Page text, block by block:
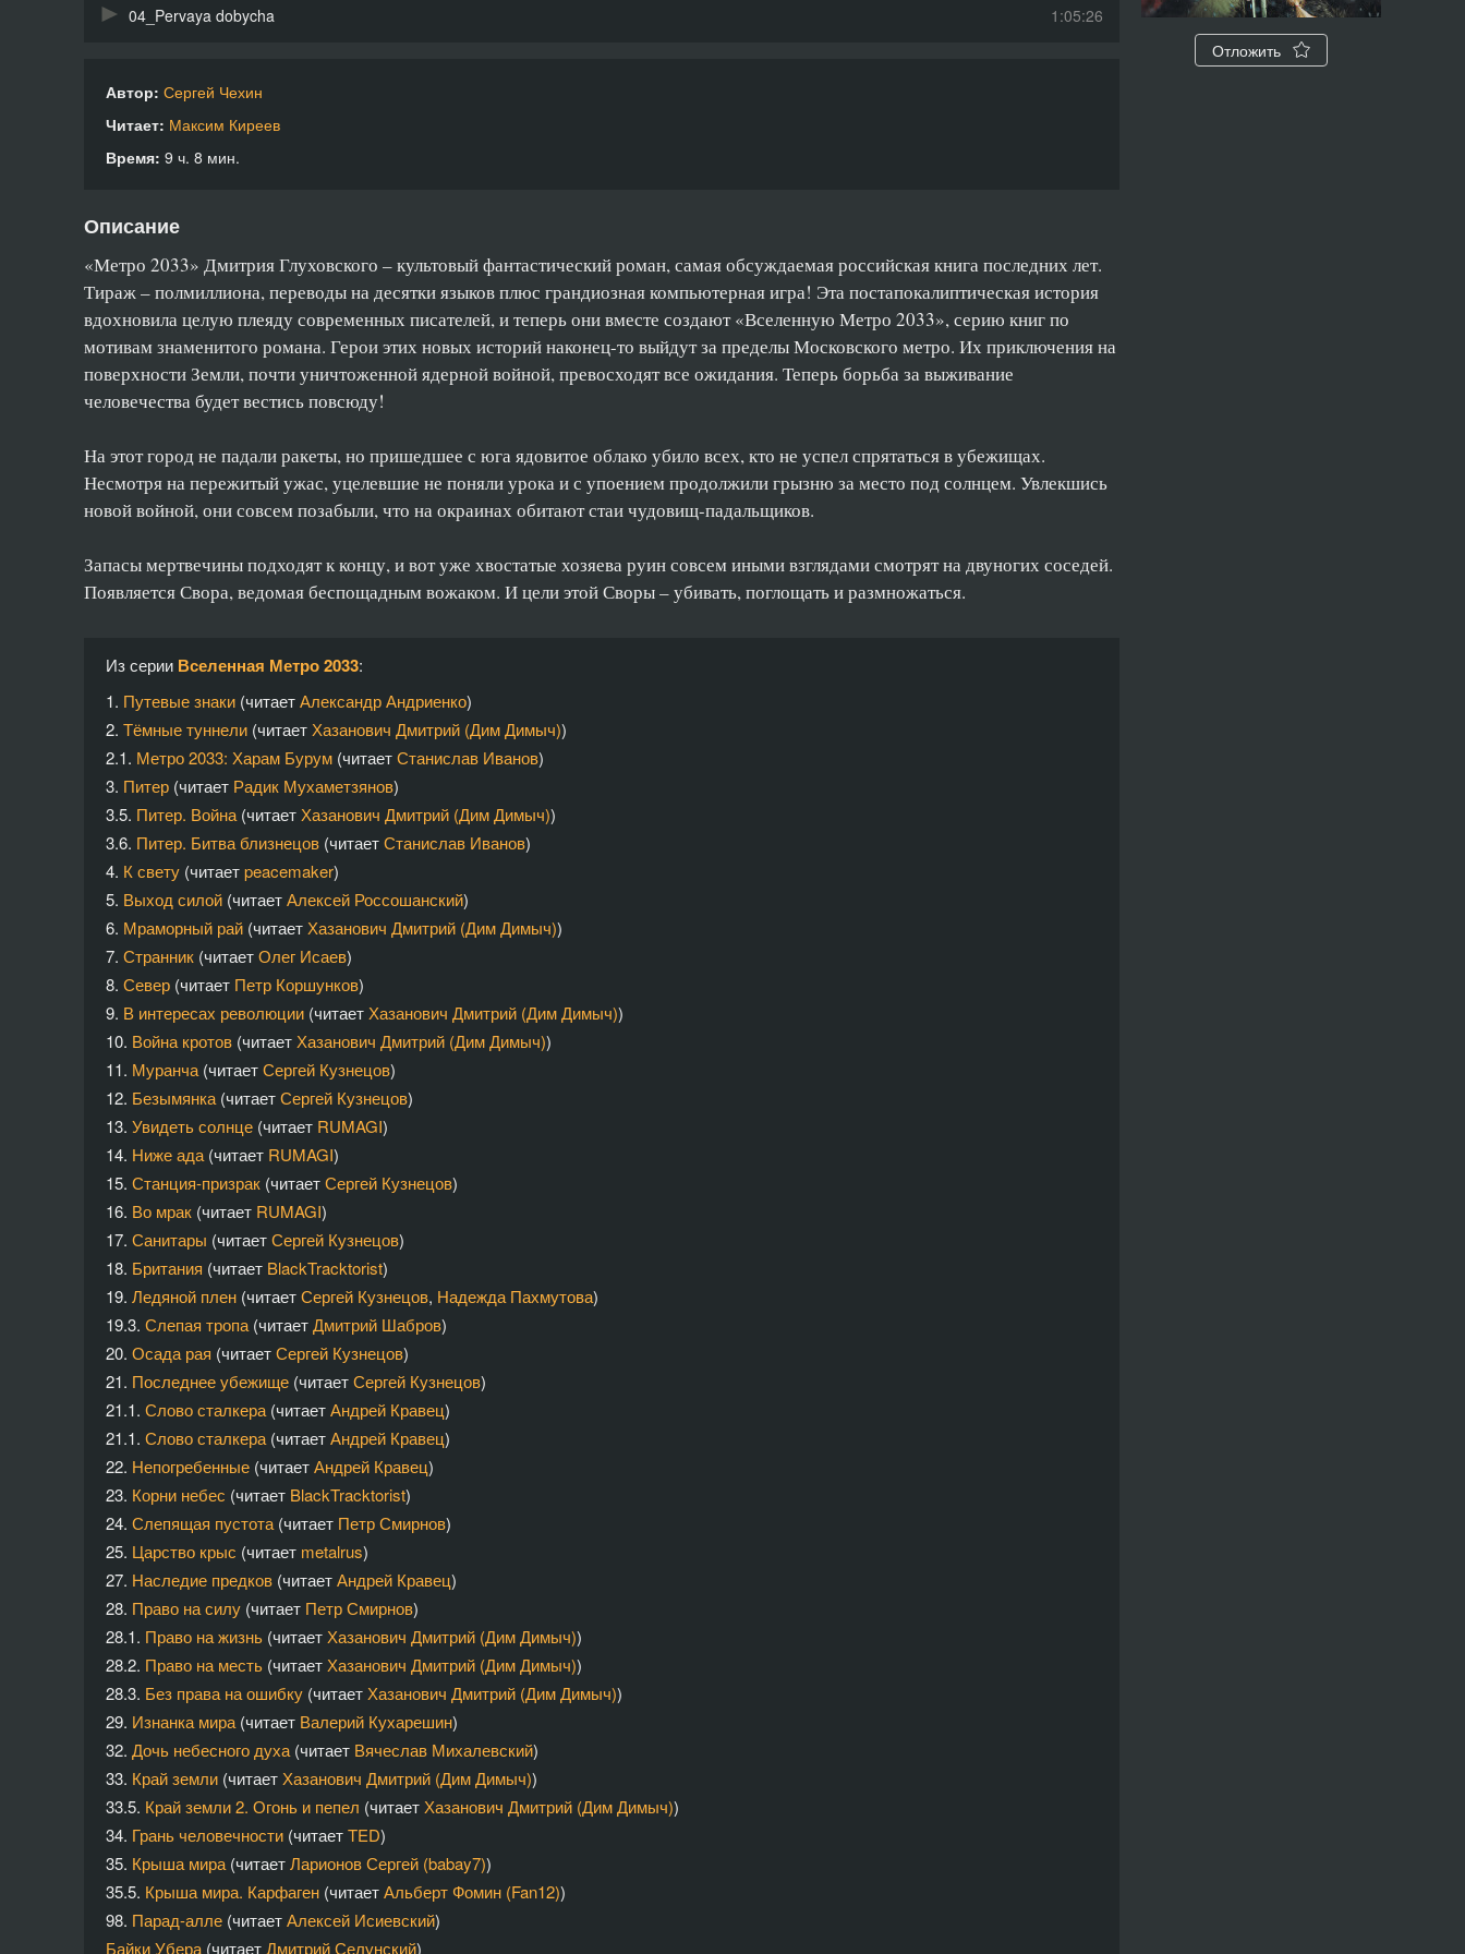
Отложить
1:05:26
04_Pervaya dobycha
06_Urok terpeniya
Автор: Сергей Чехин
Читает: Максим Киреев
Время: 9 ч. 8 мин.
Описание
«Метро 2033» Дмитрия Глуховского – культовый фантастический роман, самая обсуждаемая российская книга последних лет.
Тираж – полмиллиона, переводы на десятки языков плюс грандиозная компьютерная игра! Эта постапокалиптическая история
вдохновила целую плеяду современных писателей, и теперь они вместе создают «Вселенную Метро 2033», серию книг по
мотивам знаменитого романа. Герои этих новых историй наконец-то выйдут за пределы Московского метро. Их приключения на
поверхности Земли, почти уничтоженной ядерной войной, превосходят все ожидания. Теперь борьба за выживание
человечества будет вестись повсюду!
На этот город не падали ракеты, но пришедшее с юга ядовитое облако убило всех, кто не успел спрятаться в убежищах.
Несмотря на пережитый ужас, уцелевшие не поняли урока и с упоением продолжили грызню за место под солнцем. Увлекшись
новой войной, они совсем позабыли, что на окраинах обитают стаи чудовищ-падальщиков.
Запасы мертвечины подходят к концу, и вот уже хвостатые хозяева руин совсем иными взглядами смотрят на двуногих соседей.
Появляется Свора, ведомая беспощадным вожаком. И цели этой Своры – убивать, поглощать и размножаться.
Из серии Вселенная Метро 2033:
1. Путевые знаки (читаетАлександр Андриенко)
2. Тёмные туннели (читает Хазанович Дмитрий (Дим Димыч))
2.1. Метро 2033: Харам Бурум (читаетСтанислав Иванов)
3. Питер (читает Радик Мухаметзянов)
3.5. Питер. Война (читает Хазанович Дмитрий (Дим Димыч))
3.6. Питер. Битва близнецов (читаетСтанислав Иванов)
4. К свету (читаетpeacemaker)
5. Выход силой (читаетАлексей Россошанский)
6. Мраморный рай (читает Хазанович Дмитрий (Дим Димыч))
7. Странник (читаетОлег Исаев)
8. Север (читает Петр Коршунков)
9. В интересах революции (читает Хазанович Дмитрий (Дим Димыч))
10. Война кротов (читает Хазанович Дмитрий (Дим Димыч))
11. Муранча (читаетСергей Кузнецов)
12. Безымянка (читаетСергей Кузнецов)
13. Увидеть солнце (читает RUMAGI)
14. Ниже ада (читает RUMAGI)
15. Станция-призрак (читаетСергей Кузнецов)
16. Во мрак (читает RUMAGI)
17. Санитары (читаетСергей Кузнецов)
18. Британия (читает BlackTracktorist)
19. Ледяной плен (читаетСергей Кузнецов, Надежда Пахмутова)
19.3. Слепая тропа (читаетДмитрий Шабров)
20. Осада рая (читаетСергей Кузнецов)
21. Последнее убежище (читаетСергей Кузнецов)
21.1. Слово сталкера (читаетАндрей Кравец)
21.1. Слово сталкера (читаетАндрей Кравец)
22. Непогребенные (читаетАндрей Кравец)
23. Корни небес (читает BlackTracktorist)
24. Слепящая пустота (читает Петр Смирнов)
25. Царство крыс (читает metalrus)
27. Наследие предков (читаетАндрей Кравец)
28. Право на силу (читает Петр Смирнов)
28.1. Право на жизнь (читает Хазанович Дмитрий (Дим Димыч))
28.2. Право на месть (читает Хазанович Дмитрий (Дим Димыч))
28.3. Без права на ошибку (читает Хазанович Дмитрий (Дим Димыч))
29. Изнанка мира (читает Валерий Кухарешин)
32. Дочь небесного духа (читает Вячеслав Михалевский)
33. Край земли (читает Хазанович Дмитрий (Дим Димыч))
33.5. Край земли 2. Огонь и пепел (читает Хазанович Дмитрий (Дим Димыч))
34. Грань человечности (читаетTED)
35. Крыша мира (читаетЛарионов Сергей (babay7))
35.5. Крыша мира. Карфаген (читаетАльберт Фомин (Fan12))
98. Парад-алле (читаетАлексей Исиевский)
Байки Убера (читаетДмитрий Селунский)